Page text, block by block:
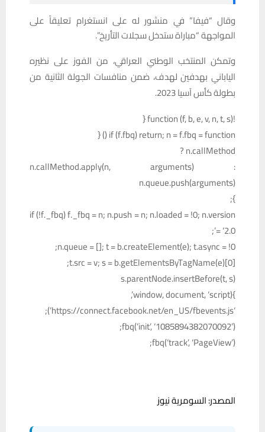
وقال “فيفا” في منشور له على انستغرام تعليقاً على
المواجهة “مباراة ستدخل سجلات التأريخ”.
وتمكن المنتخب الوطني العراقي، من الفوز على نظيره
الياباني بهدفين لهدف، ضمن منافسات الجولة الثانية من
بطولة كأس آسيا 2023.
!function (f, b, e, v, n, t, s) {
if (f.fbq) return; n = f.fbq = function () {
n.callMethod ?
n.callMethod.apply(n, arguments) :
n.queue.push(arguments)
};
if (!f._fbq) f._fbq = n; n.push = n; n.loaded = !0; n.version
= ‘2.0’;
n.queue = []; t = b.createElement(e); t.async = !0;
t.src = v; s = b.getElementsByTagName(e)[0];
s.parentNode.insertBefore(t, s)
}(window, document, ‘script’,
‘https://connect.facebook.net/en_US/fbevents.js’);
fbq(‘init’, ‘1085894382070092’);
fbq(‘track’, ‘PageView’);
المصدر: السومرية نيوز